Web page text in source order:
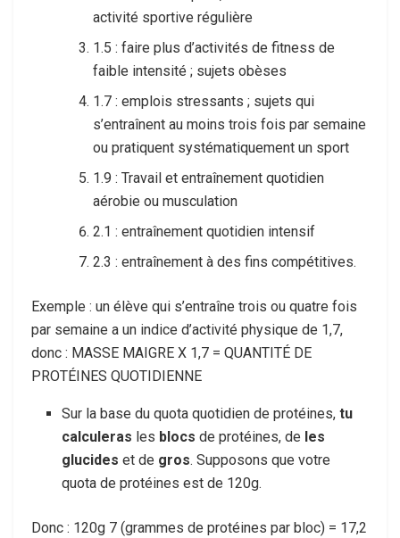
activité sportive régulière
1.5 : faire plus d’activités de fitness de
faible intensité ; sujets obèses
1.7 : emplois stressants ; sujets qui
s’entraînent au moins trois fois par semaine
ou pratiquent systématiquement un sport
1.9 : Travail et entraînement quotidien
aérobie ou musculation
2.1 : entraînement quotidien intensif
2.3 : entraînement à des fins compétitives.
Exemple : un élève qui s’entraîne trois ou quatre fois
par semaine a un indice d’activité physique de 1,7,
donc : MASSE MAIGRE X 1,7 = QUANTITÉ DE
PROTÉINES QUOTIDIENNE
Sur la base du quota quotidien de protéines,tu
calculeras les blocs de protéines, de les
glucides et de gros. Supposons que votre
quota de protéines est de 120g.
Donc : 120g 7 (grammes de protéines par bloc) = 17,2